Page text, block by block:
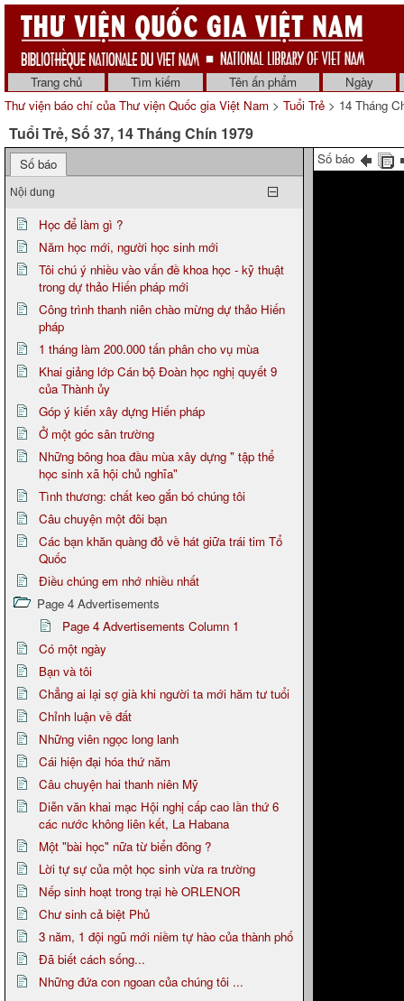
Trang chủ Tìm kiếm Tên ấn phẩm
Ngày
Thư viện báo chí của Thư viện Quốc gia Việt Nam > Tuổi Trẻ > 14 Tháng
Tuổi Trẻ, Số 37, 14 Tháng Chín 1979
Số báo
Nội dung
Học để làm gì ?
Năm học mới, người học sinh mới
Tôi chú ý nhiều vào vấn đề khoa học - kỹ thuật
trong dự thảo Hiến pháp mới
Công trình thanh niên chào mừng dự thảo Hiến
pháp
1 tháng làm 200.000 tấn phân cho vụ mùa
Khai giảng lớp Cán bộ Đoàn học nghị quyết 9
của Thành ủy
Góp ý kiến xây dựng Hiến pháp
Ở một góc sân trường
Những bông hoa đầu mùa xây dựng " tập thể
học sinh xã hội chủ nghĩa"
Tình thương: chất keo gắn bó chúng tôi
Câu chuyện một đôi bạn
Các bạn khăn quàng đỏ về hát giữa trái tim Tổ
Quốc
Điều chúng em nhớ nhiều nhất
Page 4 Advertisements
Page 4 Advertisements Column 1
Có một ngày
Bạn và tôi
Chẳng ai lại sợ già khi người ta mới hăm tư tuổi
Chỉnh luận về đất
Những viên ngọc long lanh
Cái hiện đại hóa thứ năm
Câu chuyện hai thanh niên Mỹ
Diễn văn khai mạc Hội nghị cấp cao lần thứ 6
các nước không liên kết, La Habana
Một "bài học" nữa từ biển đông ?
Lời tự sự của một học sinh vừa ra trường
Nếp sinh hoạt trong trại hè ORLENOR
Chư sinh cả biệt Phủ
3 năm, 1 đội ngũ mới niềm tự hào của thành phố
Đã biết cách sống...
Những đứa con ngoan của chúng tôi ...
Số báo